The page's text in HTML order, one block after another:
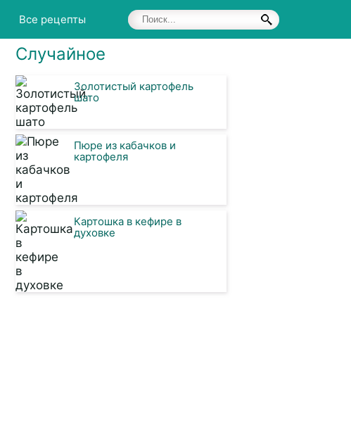
Все рецепты
Случайное
Золотистый картофель
шато
Пюре из кабачков и
картофеля
Картошка в кефире в
духовке